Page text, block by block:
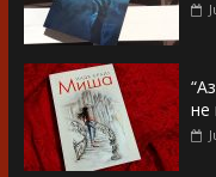
не